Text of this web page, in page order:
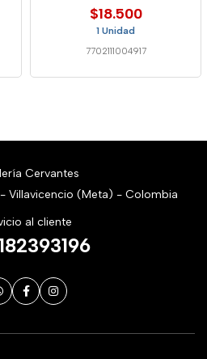
$18.500
1 Unidad
7702111004917
Cervantes
Villavicencio (Meta) - Colombia
al cliente